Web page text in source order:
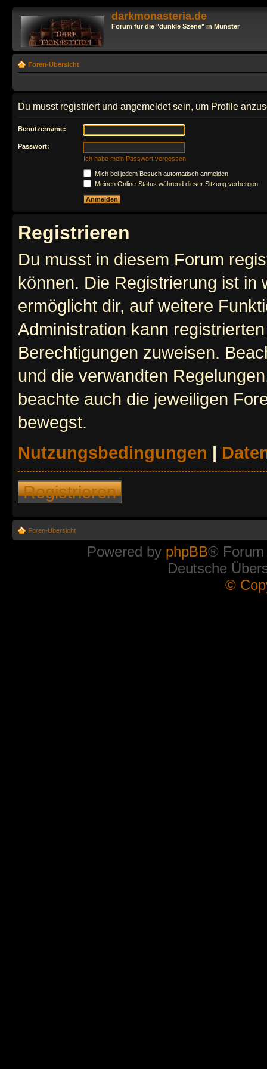
darkmonasteria.de
Forum für die "dunkle Szene" in Münster
Foren-Übersicht
Du musst registriert und angemeldet sein, um Profile
Benutzername:
Passwort:
Ich habe mein Passwort vergessen
Mich bei jedem Besuch automatisch anmelden
Meinen Online-Status während dieser Sitzung verbergen
Registrieren
Du musst in diesem Forum
können. Die Registrierung ist in
ermöglicht dir, auf weitere
Administration kann
Berechtigungen zuweisen.
und die verwandten
beachte auch die jeweiligen
bewegst.
Nutzungsbedingungen |
Registrieren
Foren-Übersicht
Powered by phpBB®
Deutsche
©